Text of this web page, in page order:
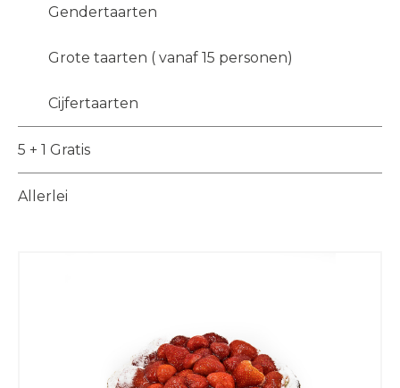
Gendertaarten
Grote taarten ( vanaf 15 personen)
Cijfertaarten
5 + 1 Gratis
Allerlei